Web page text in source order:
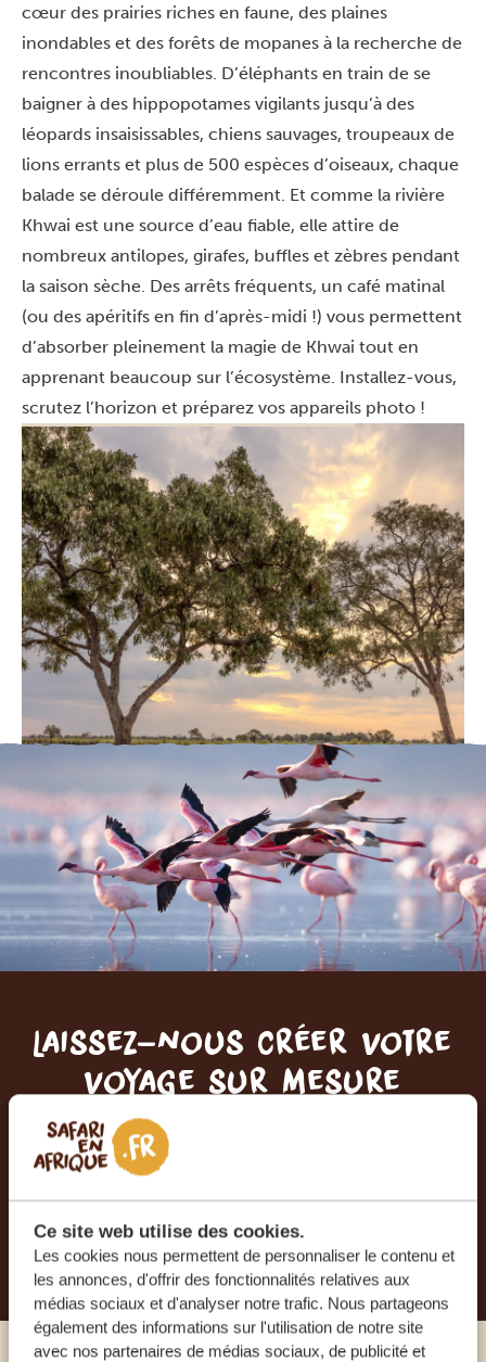
Ce site web utilise des cookies.
Les cookies nous permettent de personnaliser le contenu et
les annonces, d'offrir des fonctionnalités relatives aux
médias sociaux et d'analyser notre trafic. Nous partageons
également des informations sur l'utilisation de notre site
avec nos partenaires de médias sociaux, de publicité et
cœur des prairies riches en faune, des plaines
inondables et des forêts de mopanes à la recherche de
rencontres inoubliables. D’éléphants en train de se
baigner à des hippopotames vigilants jusqu’à des
léopards insaisissables, chiens sauvages, troupeaux de
lions errants et plus de 500 espèces d’oiseaux, chaque
balade se déroule différemment. Et comme la rivière
Khwai est une source d’eau fiable, elle attire de
nombreux antilopes, girafes, buffles et zèbres pendant
la saison sèche. Des arrêts fréquents, un café matinal
(ou des apéritifs en fin d’après-midi !) vous permettent
d’absorber pleinement la magie de Khwai tout en
apprenant beaucoup sur l’écosystème. Installez-vous,
scrutez l’horizon et préparez vos appareils photo !
Laissez-nous créer votre
voyage sur mesure
RECEVEZ UN DEVIS GRATUIT, SANS
PLANIFIEZ VOTRE AVENTURE